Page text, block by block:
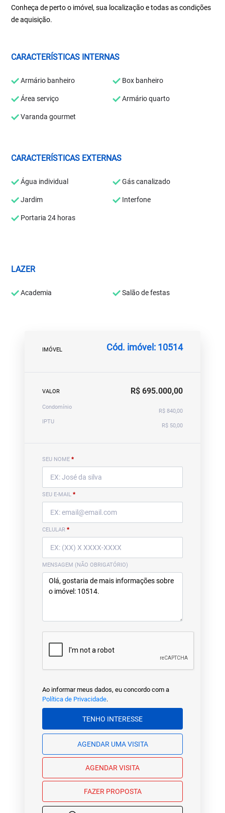
Conheça de perto o imóvel, sua localização e todas as condições
de aquisição.
CARACTERÍSTICAS INTERNAS
Armário banheiro Box banheiro
Área serviço Armário quarto
Varanda gourmet
CARACTERÍSTICAS EXTERNAS
Água individual Gás canalizado
Jardim Interfone
Portaria 24 horas
LAZER
Academia Salão de festas
IMÓVEL Cód. imóvel: 10514
VALOR R$ 695.000,00
Condomínio
R$ 840,00
IPTU
R$ 50,00
SEU NOME *
SEU E-MAIL *
CELULAR *
MENSAGEM (NÃO OBRIGATÓRIO)
Ao informar meus dados, eu concordo com a
Política de Privacidade.
TENHO INTERESSE
AGENDAR UMA VISITA
AGENDAR VISITA
FAZER PROPOSTA